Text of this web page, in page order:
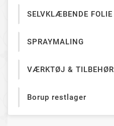
SELVKLÆBENDE FOLIE
SPRAYMALING
VÆRKTØJ & TILBEHØR
Borup restlager